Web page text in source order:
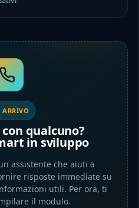
qualcuno?
in sviluppo
assistente che aiuti a
risposte immediate su
utili. Per ora, ti
il modulo.